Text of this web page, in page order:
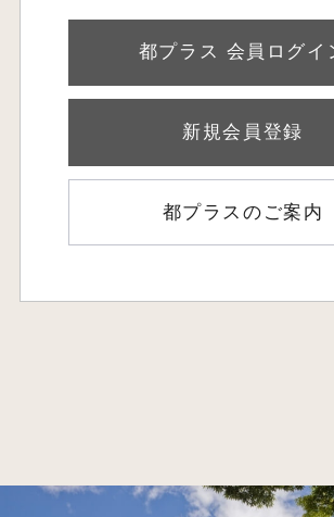
都プラス 会員ログイ
新規会員登録
都プラスのご案内